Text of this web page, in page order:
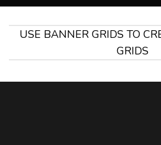
USE BANNER GRIDS TO
GRIDS